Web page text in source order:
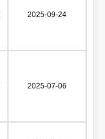
2025-09-24
2025-07-06